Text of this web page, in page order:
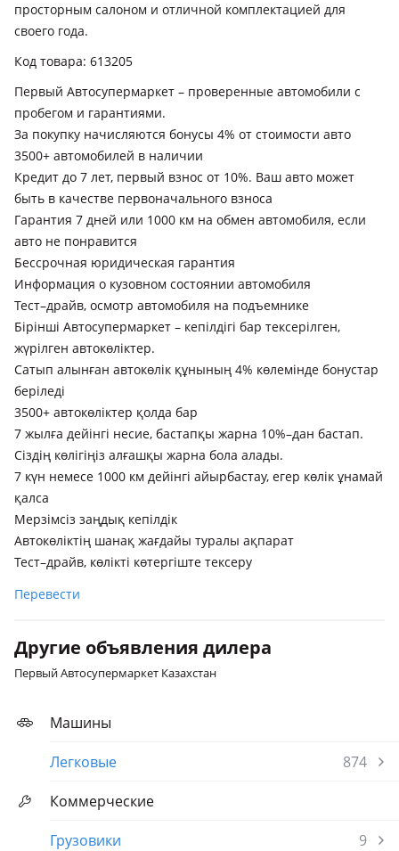
просторным салоном и отличной комплектацией для
своего года.
Код товара: 613205
Первый Автосупермаркет – проверенные автомобили с
пробегом и гарантиями.
За покупку начисляются бонусы 4% от стоимости авто
3500+ автомобилей в наличии
Кредит до 7 лет, первый взнос от 10%. Ваш авто может
быть в качестве первоначального взноса
Гарантия 7 дней или 1000 км на обмен автомобиля, если
авто не понравится
Бессрочная юридическая гарантия
Информация о кузовном состоянии автомобиля
Тест–драйв, осмотр автомобиля на подъемнике
Бірінші Автосупермаркет – кепілдігі бар тексерілген,
жүрілген автокөліктер.
Сатып алынған автокөлік құнының 4% көлемінде бонустар
беріледі
3500+ автокөліктер қолда бар
7 жылға дейінгі несие, бастапқы жарна 10%–дан бастап.
Сіздің көлігіңіз алғашқы жарна бола алады.
7 күн немесе 1000 км дейінгі айырбастау, егер көлік ұнамай
қалса
Мерзімсіз заңдық кепілдік
Автокөліктің шанақ жағдайы туралы ақпарат
Тест–драйв, көлікті көтергіште тексеру
Перевести
Другие объявления дилера
Первый Автосупермаркет Казахстан
Машины
Легковые
874
Коммерческие
Грузовики
9